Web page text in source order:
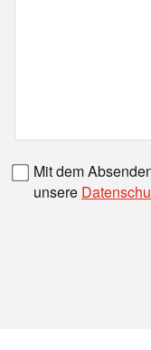
Mit dem
unsere